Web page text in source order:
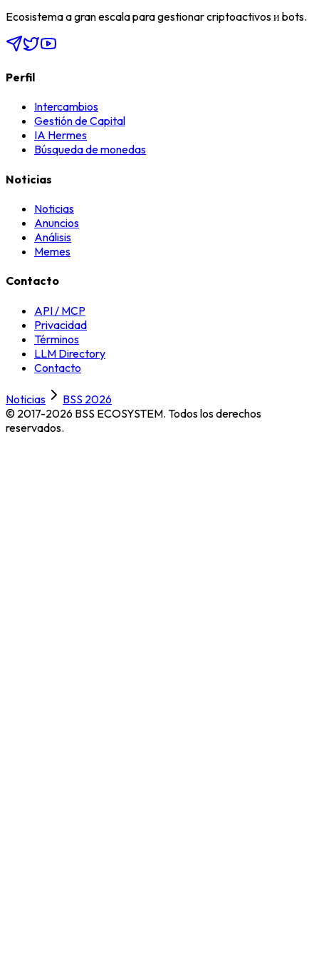
Ecosistema a gran escala para gestionar criptoactivos и bots.
Perfil
Intercambios
Gestión de Capital
IA Hermes
Búsqueda de monedas
Noticias
Noticias
Anuncios
Análisis
Memes
Contacto
API / MCP
Privacidad
Términos
LLM Directory
Contacto
Noticias
BSS 2026
© 2017-2026 BSS ECOSYSTEM. Todos los derechos
reservados.